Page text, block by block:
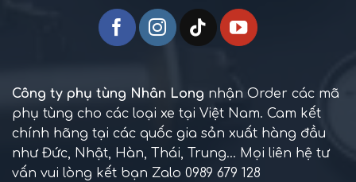
Công ty phụ tùng Nhân Long nhận Order các mã
phụ tùng cho các loại xe tại Việt Nam. Cam kết
chính hãng tại các quốc gia sản xuất hàng đầu
như Đức, Nhật, Hàn, Thái, Trung... Mọi liên hệ tư
vấn vui lòng kết bạn Zalo 0989 679 128